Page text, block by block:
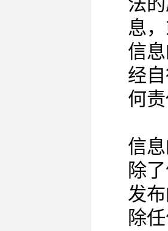
息
信
经
何
信
除
发
除